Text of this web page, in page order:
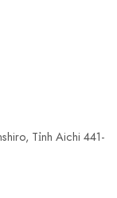
Tỉnh Aichi 441-